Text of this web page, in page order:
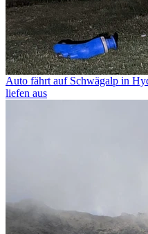
Auto fährt auf Schwägalp in
liefen aus